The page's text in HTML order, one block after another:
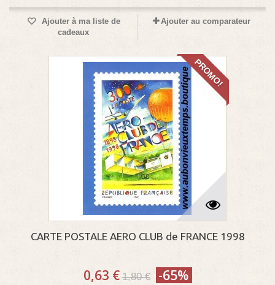
Ajouter à ma liste de
cadeaux
Ajouter au comparateur
PROMO!
CARTE POSTALE AERO CLUB de FRANCE 1998
0,63 € 1,80 € -65%